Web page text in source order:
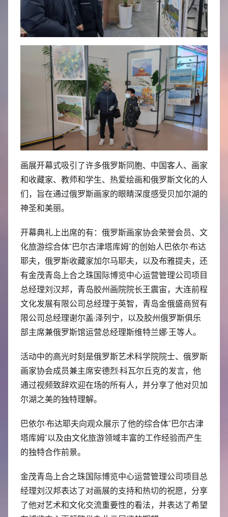
画展开幕式吸引了许多俄罗斯同胞、中国客人、画家
和收藏家、教师和学生、热爱绘画和俄罗斯文化的人
们，旨在通过俄罗斯画家的眼睛深度感受贝加尔湖的
神圣和美丽。
开幕典礼上出席的有：俄罗斯画家协会荣誉会员、文
化旅游综合体“巴尔古津塔库姆”的创始人巴依尔·布达
耶夫，俄罗斯收藏家加尔马耶夫，以及布雅提夫，还
有金茂青岛上合之珠国际博览中心运营管理公司项目
总经理刘汉邦，青岛胶州画院院长王震宙，大连前程
文化发展有限公司总经理于英智，青岛金俄盛商贸有
限公司总经理谢尔盖·泽列宁，以及胶州俄罗斯俱乐
部主席兼俄罗斯馆运营总经理斯维特兰娜·王等人。
活动中的高光时刻是俄罗斯艺术科学院院士、俄罗斯
画家协会成员兼主席安德烈·科瓦尔丘克的发言，他
通过视频致辞欢迎在场的所有人，并分享了他对贝加
尔湖之美的独特理解。
巴依尔·布达耶夫向观众展示了他的综合体“巴尔古津
塔库姆”以及由文化旅游领域丰富的工作经验而产生
的独特合作前景。
金茂青岛上合之珠国际博览中心运营管理公司项目总
经理刘汉邦表达了对画展的支持和热切的祝愿，分享
了他对艺术和文化交流重要性的看法，并表达了希望